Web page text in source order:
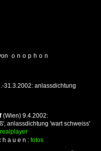
onophon
31.3.2002: anlassdichtung
(Wien) 9.4.2002:
anlassdichtung 'wart schweiss'
realplayer
h a u e n : fotos